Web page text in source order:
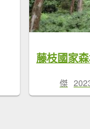
藤枝國家
傑